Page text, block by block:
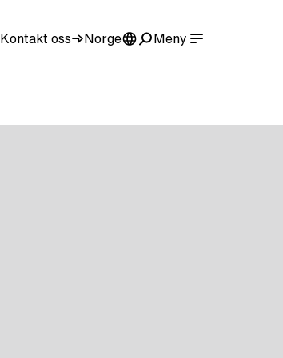
Kontakt oss Norge Meny